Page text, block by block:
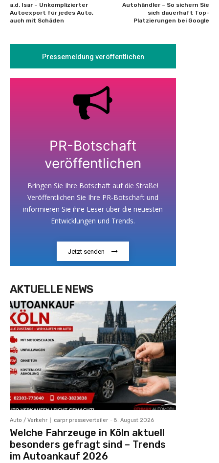
a.d. Isar – Unkomplizierter
Autoexport für jedes Auto,
auch mit Schäden
Autohändler – So sichern Sie
sich dauerhaft Top-
Platzierungen bei Google
Pressemeldung veröffentlichen
PR-Botschaft
veröffentlichen
Bringen Sie Ihre Botschaft auf die Straße!
Veröffentlichen Sie Ihre PR-Botschaft und
informieren Sie ihre Leser über die neuesten
Entwicklungen und Trends.
Jetzt senden
AKTUELLE NEWS
Auto / Verkehr carpr presseverteiler - 8. August 2026
Welche Fahrzeuge in Köln aktuell
besonders gefragt sind – Trends
im Autoankauf 2026